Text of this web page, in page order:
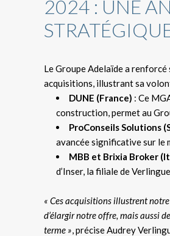
2024 : UNE
Le Groupe Adelaïde a
acquisitions, illustrant sa
DUNE (France) : Ce
construction, permet au
ProConseils Solutions
avancée significative sur le
MBB et Brixia Broker
d’Inser, la filiale de
« Ces acquisitions illustrent
d’élargir notre offre, mais aussi
terme », précise Audrey